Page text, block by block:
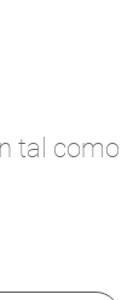
tal como